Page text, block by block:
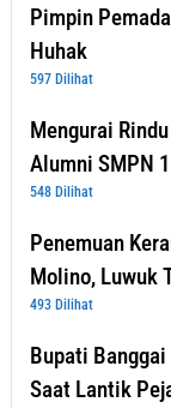
Pimpin
Huhak
597 Dilihat
Mengurai
Alumni SMPN
548 Dilihat
Penemuan
Molino, Luwuk
493 Dilihat
Bupati
Saat Lantik